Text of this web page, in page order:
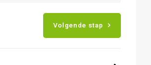
Volgende stap